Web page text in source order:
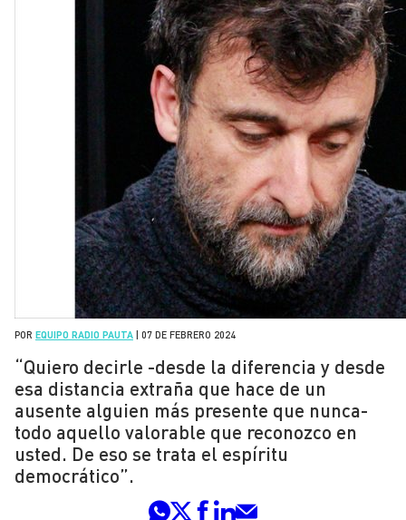
POR EQUIPO RADIO PAUTA 07 DE FEBRERO 2024
“Quiero decirle -desde la diferencia y desde
esa distancia extraña que hace de un
ausente alguien más presente que nunca-
todo aquello valorable que reconozco en
usted. De eso se trata el espíritu
democrático”.